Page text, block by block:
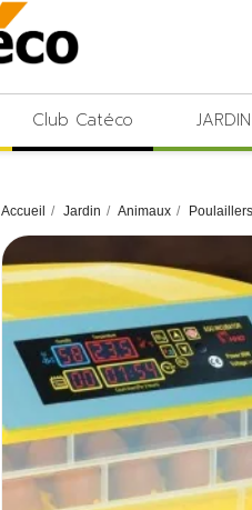
Club Catéco JARDIN
Accueil Jardin Animaux Poulaillers